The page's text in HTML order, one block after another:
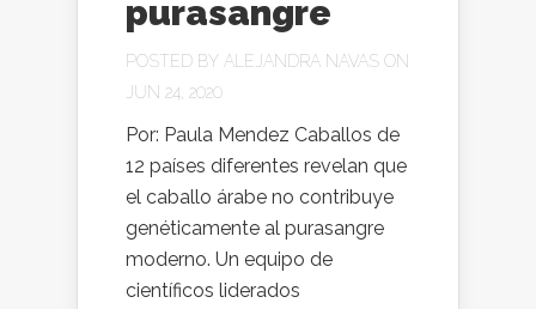
purasangre
POSTED BY ALEJANDRA NAVAS ON
JUN 24, 2020
Por: Paula Mendez Caballos de
12 países diferentes revelan que
el caballo árabe no contribuye
genéticamente al purasangre
moderno. Un equipo de
científicos liderados